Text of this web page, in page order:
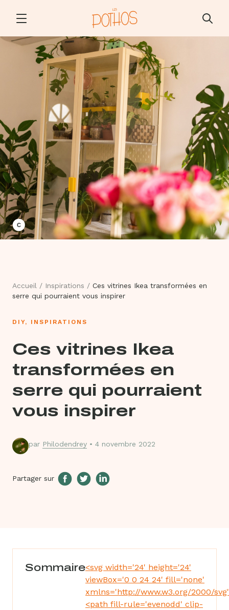
Accueil / Inspirations / Ces vitrines Ikea transformées en
serre qui pourraient vous inspirer
DIY, INSPIRATIONS
Ces vitrines Ikea
transformées en
serre qui pourraient
vous inspirer
par Philodendrey • 4 novembre 2022
Partager sur
Sommaire<svg width='24' height='24'
viewBox='0 0 24 24' fill='none'
xmlns='http://www.w3.org/2000/
<path fill-rule='evenodd' clip-